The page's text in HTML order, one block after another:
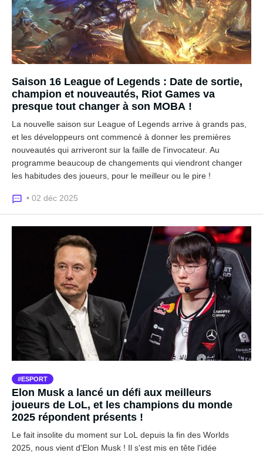
Saison 16 League of Legends : Date de sortie,
champion et nouveautés, Riot Games va
presque tout changer à son MOBA !
La nouvelle saison sur League of Legends arrive à grands pas,
et les développeurs ont commencé à donner les premières
nouveautés qui arriveront sur la faille de l'invocateur. Au
programme beaucoup de changements qui viendront changer
les habitudes des joueurs, pour le meilleur ou le pire !
• 02 déc 2025
ESPORT
Elon Musk a lancé un défi aux meilleurs
joueurs de LoL, et les champions du monde
2025 répondent présents !
Le fait insolite du moment sur LoL depuis la fin des Worlds
2025, nous vient d'Elon Musk ! Il s'est mis en tête l'idée